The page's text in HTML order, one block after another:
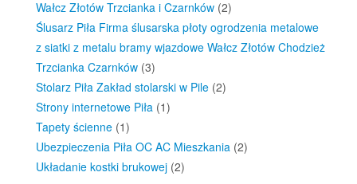
Wałcz Złotów Trzcianka i Czarnków (2)
Ślusarz Piła Firma ślusarska płoty ogrodzenia metalowe
z siatki z metalu bramy wjazdowe Wałcz Złotów Chodzież
Trzcianka Czarnków (3)
Stolarz Piła Zakład stolarski w Pile (2)
Strony internetowe Piła (1)
Tapety ścienne (1)
Ubezpieczenia Piła OC AC Mieszkania (2)
Układanie kostki brukowej (2)